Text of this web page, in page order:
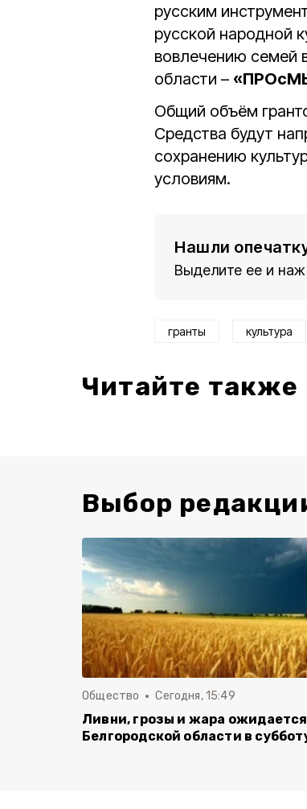
русским
русской народной
вовлечению семей
области –
Общий объём
Средства будут
сохранению
условиям.
Нашли
Выделите ее и
гранты культура
Читайте также
Выбор
Общество Сегодня, 15:49
Ливни, грозы и жара
Белгородской области в